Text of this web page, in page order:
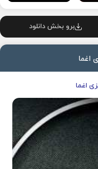
برو بخش دانلود
اغما
اغما